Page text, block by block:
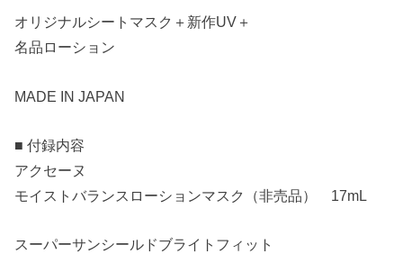
オリジナルシートマスク＋新作UV＋
名品ローション
MADE IN JAPAN
■ 付録内容
アクセーヌ
モイストバランスローションマスク（非売品） 17mL
スーパーサンシールドブライトフィット